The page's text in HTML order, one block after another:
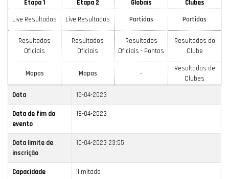
Etapa 1 Etapa 2 Globais Clubes
Live Resultados Live Resultados Partidas Partidas
Resultados
Oficiais
Resultados
Oficiais
Resultados
Oficiais - Pontos
Resultados do
Clube
Mapas Mapas -
Resultados de
Clubes
Data
15-04-2023
Data de fim do
evento
16-04-2023
Data limite de
inscrição
10-04-2023 23:55
Capacidade Ilimitado